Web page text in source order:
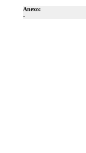
Anexo:
-